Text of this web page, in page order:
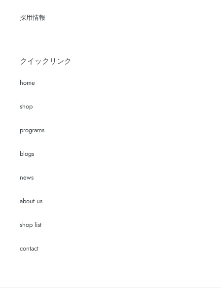
採用情報
クイックリンク
home
shop
programs
blogs
news
about us
shop list
contact